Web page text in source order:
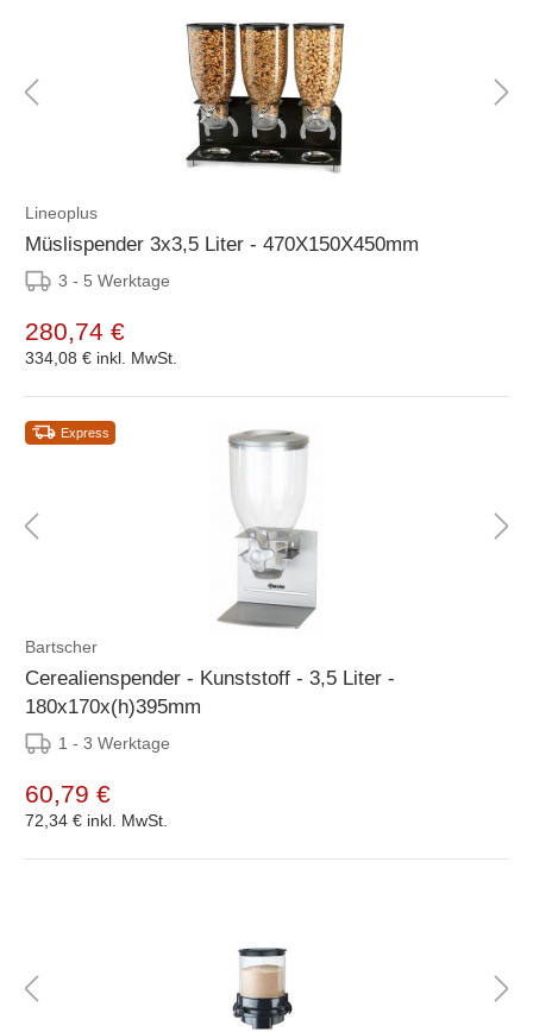
Lineoplus
Müslispender 3x3,5 Liter - 470X150X450mm
3 - 5 Werktage
280,74 €
334,08 € inkl. MwSt.
Express
Bartscher
Cerealienspender - Kunststoff - 3,5 Liter -
180x170x(h)395mm
1 - 3 Werktage
60,79 €
72,34 € inkl. MwSt.